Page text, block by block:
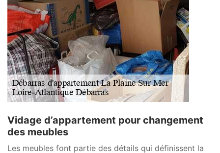
Vidage d’appartement pour changement
des meubles
Les meubles font partie des détails qui définissent la